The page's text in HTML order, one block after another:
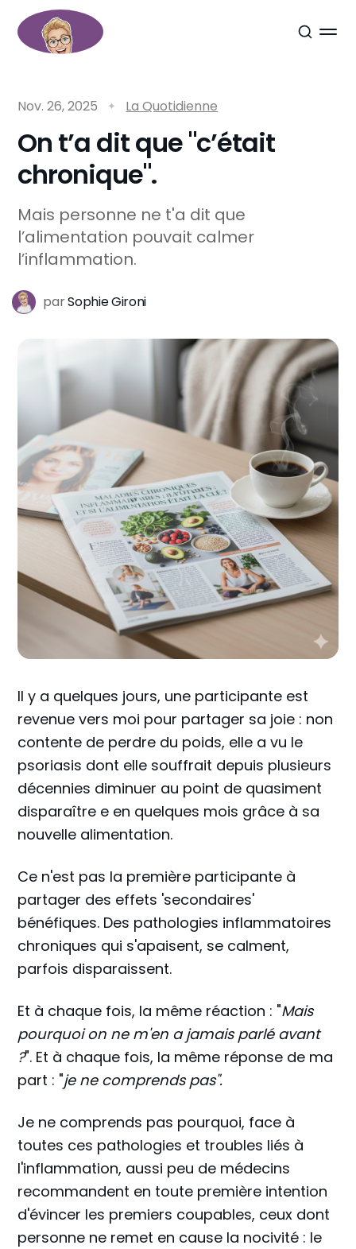
Nov. 26, 2025 La Quotidienne
On t’a dit que "c’était
chronique".
Mais personne ne t'a dit que
l’alimentation pouvait calmer
l’inflammation.
parSophie Gironi
Il y a quelques jours, une participante est
revenue vers moi pour partager sa joie : non
contente de perdre du poids, elle a vu le
psoriasis dont elle souffrait depuis plusieurs
décennies diminuer au point de quasiment
disparaître e en quelques mois grâce à sa
nouvelle alimentation.
Ce n'est pas la première participante à
partager des effets 'secondaires'
bénéfiques. Des pathologies inflammatoires
chroniques qui s'apaisent, se calment,
parfois disparaissent.
Et à chaque fois, la même réaction : "Mais
pourquoi on ne m'en a jamais parlé avant
?". Et à chaque fois, la même réponse de ma
part : "je ne comprends pas".
Je ne comprends pas pourquoi, face à
toutes ces pathologies et troubles liés à
l'inflammation, aussi peu de médecins
recommandent en toute première intention
d'évincer les premiers coupables, ceux dont
personne ne remet en cause la nocivité : le